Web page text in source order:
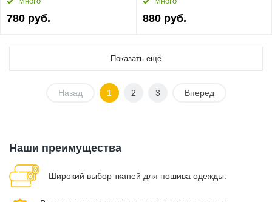
780 руб. 880 руб.
Показать ещё
Назад 1 2 3 Вперед
Наши преимущества
Широкий выбор тканей для пошива одежды.